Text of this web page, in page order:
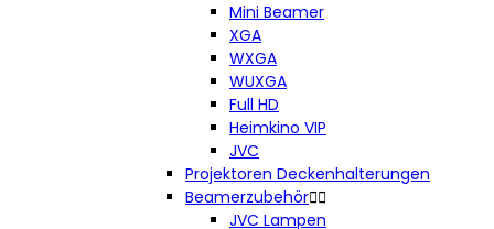
Mini Beamer
XGA
WXGA
WUXGA
Full HD
Heimkino VIP
JVC
Projektoren Deckenhalterungen
Beamerzubehör
JVC Lampen